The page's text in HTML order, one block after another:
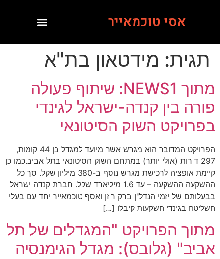
אסי טוכמאייר
תגית: מידטאון בת"א
מתוך NEWS1: שיתוף פעולה
פורה בין קנדה-ישראל לגינדי
בפרויקט השוק הסיטונאי
הפרויקט המדובר הוא מגרש אשר מיועד למגדל בן 44 קומות,
297 דירות (אולי יותר) במתחם השוק הסיטונאי בתל אביב.כמו כן
קיימת אופציה לרכישת מגרש נוסף ב-380 מיליון שקל. סך כל
ההשקעה ההשקעה – עד 1.6 מיליארד שקל. חברת קנדה ישראל
בבעלותם של יזמי הנדל"ן ברק רוזן ואסף טוכמאייר יחד עם בעלי
השליטה בגינדי השקעות קיבלו […]
מתוך הפרויקט "המגדלים של תל
אביב" (גלובס): מגדל הגימנסיה